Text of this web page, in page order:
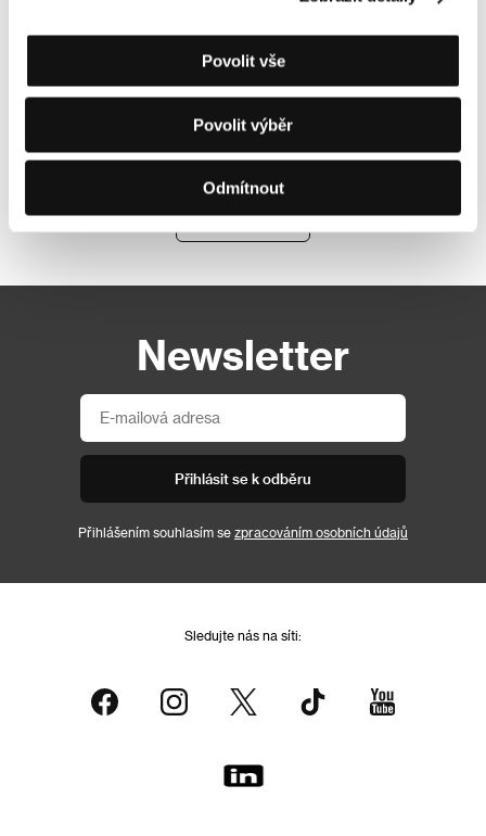
Povolit vše
Povolit výběr
Odmítnout
Newsletter
Přihlásit se k odběru
Přihlášením souhlasím se zpracováním osobních údajů
Sledujte nás na síti: